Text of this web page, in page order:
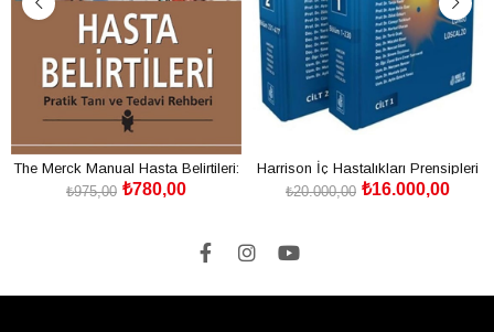
The Merck Manual Hasta Belirtileri:
Pratik Tanı ve Tedavi Rehberi
₺780,00
₺975,00
Harrison İç Hastalıkları Prensipleri
Cilt: 1-2
₺16.000,00
₺20.000,00